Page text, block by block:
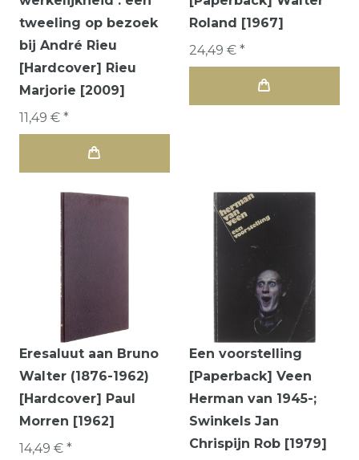
tweeling op bezoek
bij André Rieu
[Hardcover] Rieu
Marjorie [2009]
11,49 € *
Roland [1967]
24,49 € *
Eresaluut aan Bruno
Walter (1876-1962)
[Hardcover] Paul
Morren [1962]
14,49 € *
Een voorstelling
[Paperback] Veen
Herman van 1945-;
Swinkels Jan
Chrispijn Rob [1979]